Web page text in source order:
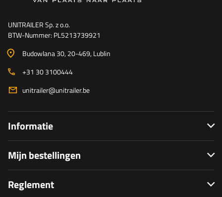
UNITRAILER Sp. z o.o.
BTW-Nummer: PL5213739921
Budowlana 30, 20-469, Lublin
+31 30 3100444
unitrailer@unitrailer.be
Informatie
Mijn bestellingen
Reglement